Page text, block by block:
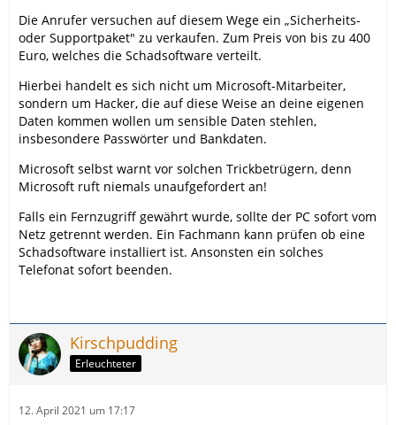
Die Anrufer versuchen auf diesem Wege ein „Sicherheits-
oder Supportpaket" zu verkaufen. Zum Preis von bis zu 400
Euro, welches die Schadsoftware verteilt.
Hierbei handelt es sich nicht um Microsoft-Mitarbeiter,
sondern um Hacker, die auf diese Weise an deine eigenen
Daten kommen wollen um sensible Daten stehlen,
insbesondere Passwörter und Bankdaten.
Microsoft selbst warnt vor solchen Trickbetrügern, denn
Microsoft ruft niemals unaufgefordert an!
Falls ein Fernzugriff gewährt wurde, sollte der PC sofort vom
Netz getrennt werden. Ein Fachmann kann prüfen ob eine
Schadsoftware installiert ist. Ansonsten ein solches
Telefonat sofort beenden.
Kirschpudding
Erleuchteter
12. April 2021 um 17:17